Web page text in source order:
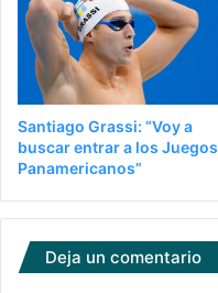
Santiago Grassi: “Voy a
buscar entrar a los Juegos
Panamericanos”
Deja un comentario